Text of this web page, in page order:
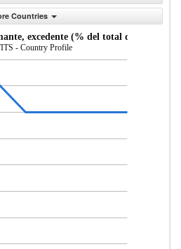
Countries
excedente (% del total de mercader
- Country Profile